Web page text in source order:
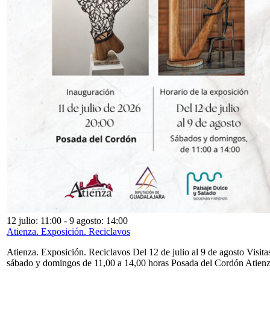
12 julio: 11:00 - 9 agosto: 14:00
Atienza. Exposición. Reciclavos
Atienza. Exposición. Reciclavos Del 12 de julio al 9 de agosto
sábado y domingos de 11,00 a 14,00 horas Posada del Cordón